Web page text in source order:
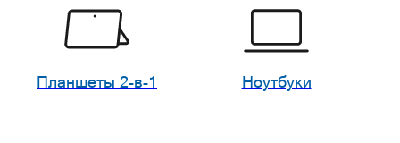
Планшеты 2-в-1 Ноутбуки